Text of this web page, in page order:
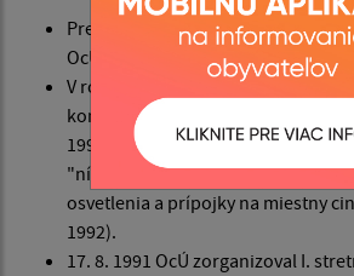
Predajňu potravín Jednoty ŠD
OcÚ Potraviny - majiteľ Ing. Marián
V roku 1991 začala výstavba skládky
komunálneho odpadu odovzdaná
1992) a súbežne prebiehala
"nízkonapäťovej siete, montážne
osvetlenia a prípojky na miestny
1992).
17. 8. 1991 OcÚ zorganizoval I.